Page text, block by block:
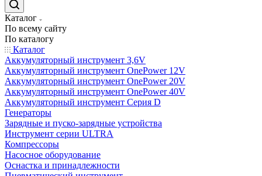
Каталог
По всему сайту
По каталогу
Каталог
Аккумуляторный инструмент 3,6V
Аккумуляторный инструмент OnePower 12V
Аккумуляторный инструмент OnePower 20V
Аккумуляторный инструмент OnePower 40V
Аккумуляторный инструмент Серия D
Генераторы
Зарядные и пуско-зарядные устройства
Инструмент серии ULTRA
Компрессоры
Насосное оборудование
Оснастка и принадлежности